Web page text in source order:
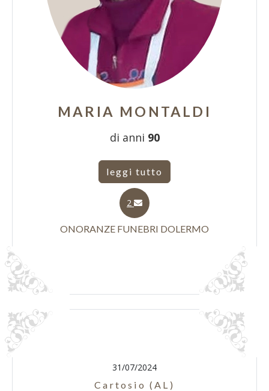
MARIA MONTALDI
di anni 90
leggi tutto
2
ONORANZE FUNEBRI DOLERMO
31/07/2024
Cartosio (AL)